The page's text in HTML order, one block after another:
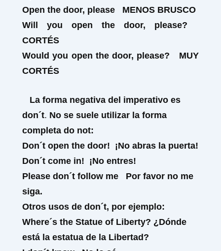
Open the door, please MENOS BRUSCO
Will you
open the door, please?
CORTÉS
Would you open the door, please? MUY
CORTÉS
La forma negativa del imperativo es
don´t. No se suele utilizar la forma
completa do not:
Don´t open the door! ¡No abras la puerta!
Don´t come in! ¡No entres!
Please don´t follow me
Por favor no me
siga.
Otros usos de don´t, por ejemplo:
Where´s the Statue of Liberty? ¿Dónde
está la estatua de la Libertad?